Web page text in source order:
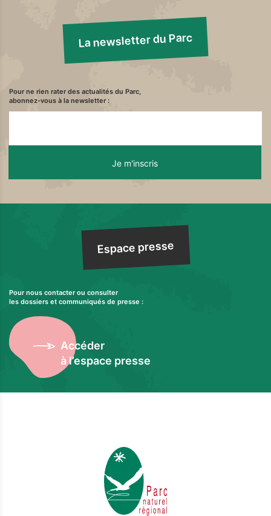
La newsletter du Parc
Pour ne rien rater des actualités du Parc,
abonnez-vous à la newsletter :
Espace presse
Pour nous contacter ou consulter
les dossiers et communiqués de presse :
Accéder
à l’espace presse